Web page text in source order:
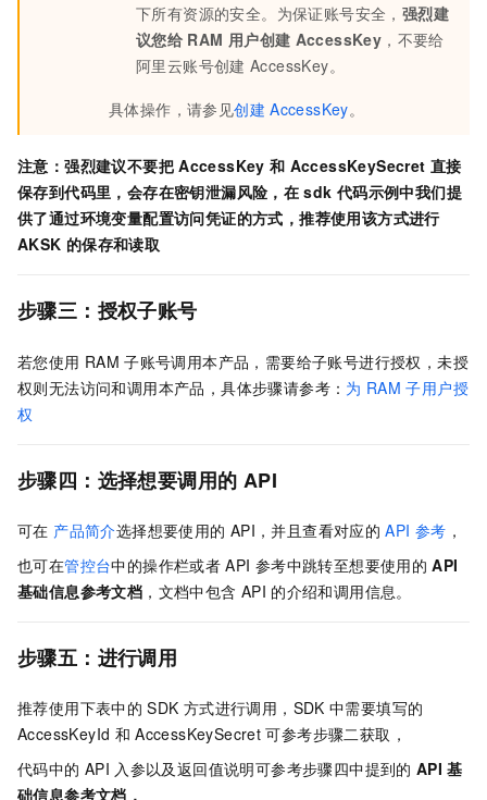
下所有资源的安全。为保证账号安全， 强烈建
议您给 RAM 用户创建 AccessKey ，不要给
阿里云账号创建 AccessKey。
具体操作，请参见创建 AccessKey。
注意：强烈建议不要把 AccessKey 和 AccessKeySecret 直接
保存到代码里，会存在密钥泄漏风险，在 sdk 代码示例中我们提
供了通过环境变量配置访问凭证的方式，推荐使用该方式进行
AKSK 的保存和读取
步骤三：授权子账号
若您使用 RAM 子账号调用本产品，需要给子账号进行授权，未授
权则无法访问和调用本产品，具体步骤请参考： 为 RAM 子用户授
权
步骤四：选择想要调用的 API
可在 产品简介选择想要使用的 API，并且查看对应的 API 参考 ，
也可在管控台中的操作栏或者 API 参考中跳转至想要使用的 API
基础信息参考文档 ，文档中包含 API 的介绍和调用信息。
步骤五：进行调用
推荐使用下表中的 SDK 方式进行调用，SDK 中需要填写的
AccessKeyId 和 AccessKeySecret 可参考步骤二获取，
代码中的 API 入参以及返回值说明可参考步骤四中提到的 API 基
础信息参考文档，